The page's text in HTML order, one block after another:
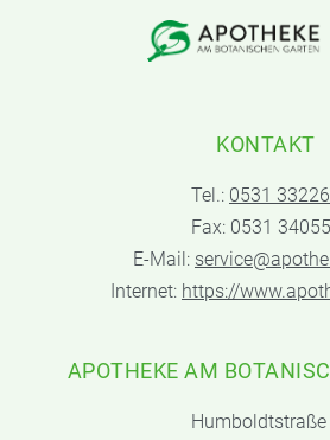
KONTAKT
Tel.: 0531
Fax: 0531
E-Mail:
Internet: https://
APOTHEKE AM
Humboldtstraße